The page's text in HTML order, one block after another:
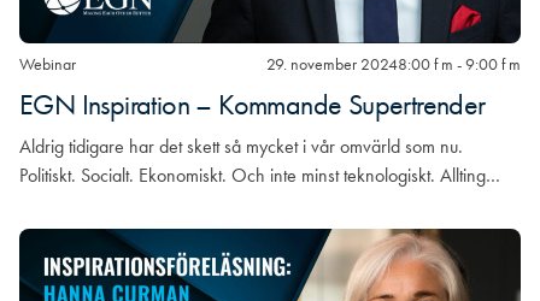
Webinar 29. november 20248:00 f m - 9:00 f m
EGN Inspiration – Kommande Supertrender
Aldrig tidigare har det skett så mycket i vår omvärld som nu.
Politiskt. Socialt. Ekonomiskt. Och inte minst teknologiskt. Allting…